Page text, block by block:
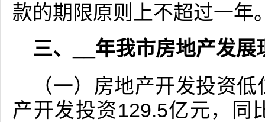
款的期限原则上不超过一年
三、__年我市房地产发展
（一）房地产开发投资
产开发投资129.5亿元，同